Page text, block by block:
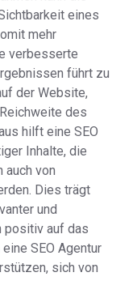
eines
mehr
verbesserte
führt zu
der Website,
des
hilft eine SEO
Inhalte, die
auch von
Dies trägt
und
positiv auf das
SEO Agentur
sich von